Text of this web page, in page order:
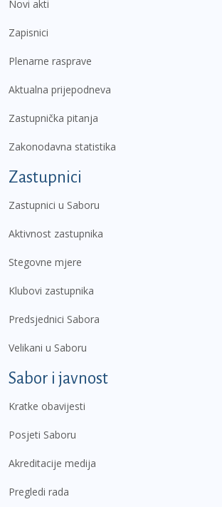
Novi akti
Zapisnici
Plenarne rasprave
Aktualna prijepodneva
Zastupnička pitanja
Zakonodavna statistika
Zastupnici
Zastupnici u Saboru
Aktivnost zastupnika
Stegovne mjere
Klubovi zastupnika
Predsjednici Sabora
Velikani u Saboru
Sabor i javnost
Kratke obavijesti
Posjeti Saboru
Akreditacije medija
Pregledi rada